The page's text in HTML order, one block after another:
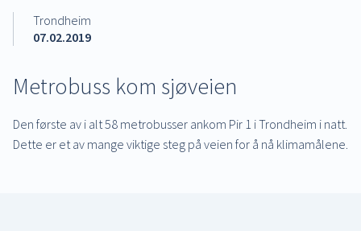
Trondheim
07.02.2019
Metrobuss kom sjøveien
Den første av i alt 58 metrobusser ankom Pir 1 i Trondheim i natt.
Dette er et av mange viktige steg på veien for å nå klimamålene.